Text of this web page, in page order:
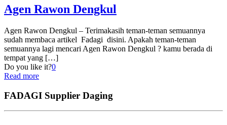
Agen Rawon Dengkul
Agen Rawon Dengkul – Terimakasih teman-teman semuannya
sudah membaca artikel Fadagi disini. Apakah teman-teman
semuannya lagi mencari Agen Rawon Dengkul ? kamu berada di
tempat yang […]
Do you like it?0
Read more
FADAGI Supplier Daging